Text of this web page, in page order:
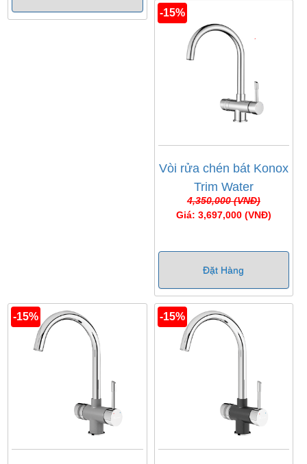
-15%
Vòi rửa chén bát Konox
Trim Water
4,350,000 (VNĐ)
Giá: 3,697,000 (VNĐ)
Đặt Hàng
-15% -15%